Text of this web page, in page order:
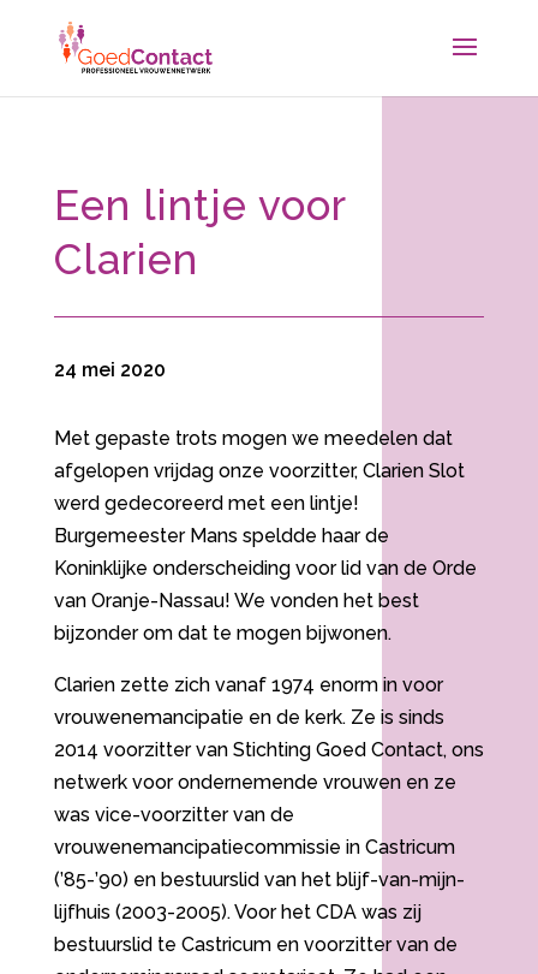
Een lintje voor
Clarien
24 mei 2020
Met gepaste trots mogen we meedelen dat
afgelopen vrijdag onze voorzitter, Clarien Slot
werd gedecoreerd met een lintje!
Burgemeester Mans speldde haar de
Koninklijke onderscheiding voor lid van de Orde
van Oranje-Nassau! We vonden het best
bijzonder om dat te mogen bijwonen.
Clarien zette zich vanaf 1974 enorm in voor
vrouwenemancipatie en de kerk. Ze is sinds
2014 voorzitter van Stichting Goed Contact, ons
netwerk voor ondernemende vrouwen en ze
was vice-voorzitter van de
vrouwenemancipatiecommissie in Castricum
(’85-’90) en bestuurslid van het blijf-van-mijn-
lijfhuis (2003-2005). Voor het CDA was zij
bestuurslid te Castricum en voorzitter van de